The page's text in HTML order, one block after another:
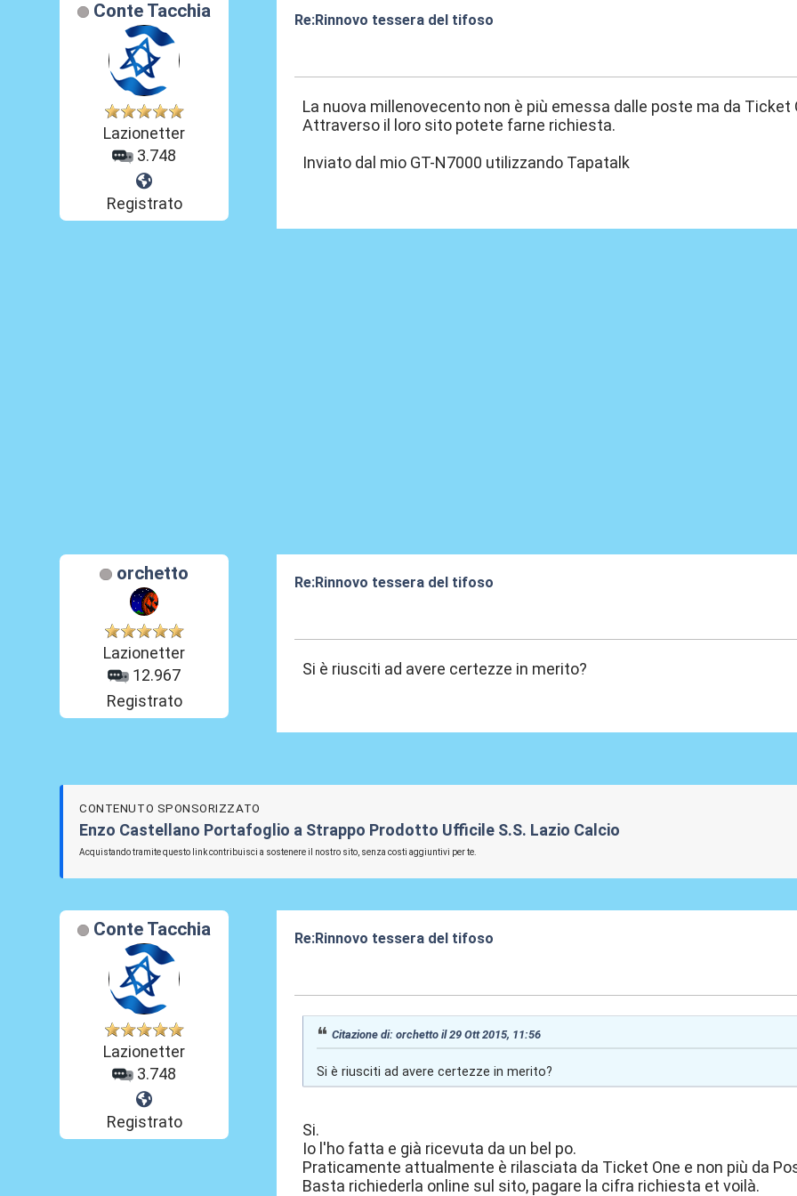
Conte Tacchia
Lazionetter
3.748
Registrato
Re:Rinnovo tessera del tifoso
La nuova millenovecento non è più emessa dalle poste ma da Ticket
Attraverso il loro sito potete farne richiesta.
Inviato dal mio GT-N7000 utilizzando Tapatalk
orchetto
Lazionetter
12.967
Registrato
Re:Rinnovo tessera del tifoso
Si è riusciti ad avere certezze in merito?
CONTENUTO SPONSORIZZATO
Enzo Castellano Portafoglio a Strappo Prodotto Ufficile S.S. Lazio Calcio
Acquistando tramite questo link contribuisci a sostenere il nostro sito, senza costi aggiuntivi per te.
Conte Tacchia
Lazionetter
3.748
Registrato
Re:Rinnovo tessera del tifoso
Citazione di: orchetto il 29 Ott 2015, 11:56
Si è riusciti ad avere certezze in merito?
Si.
Io l'ho fatta e già ricevuta da un bel po.
Praticamente attualmente è rilasciata da Ticket One e non più da
Basta richiederla online sul sito, pagare la cifra richiesta et voilà.